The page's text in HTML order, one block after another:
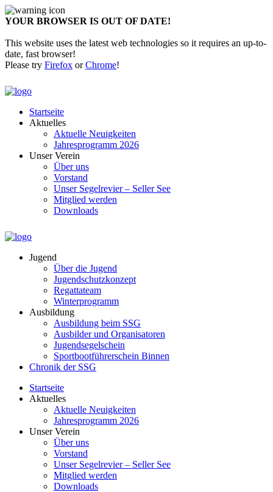
YOUR BROWSER IS OUT OF DATE!
This website uses the latest web technologies so it requires an up-to-
date, fast browser!
Please try Firefox orChrome!
Startseite
Aktuelles
Aktuelle Neuigkeiten
Jahresprogramm 2026
Unser Verein
Über uns
Vorstand
Unser Segelrevier – Seller See
Mitglied werden
Downloads
Jugend
Über die Jugend
Jugendschutzkonzept
Regattateam
Winterprogramm
Ausbildung
Ausbildung beim SSG
Ausbilder und Organisatoren
Jugendsegelschein
Sportbootführerschein Binnen
Chronik der SSG
Startseite
Aktuelles
Aktuelle Neuigkeiten
Jahresprogramm 2026
Unser Verein
Über uns
Vorstand
Unser Segelrevier – Seller See
Mitglied werden
Downloads